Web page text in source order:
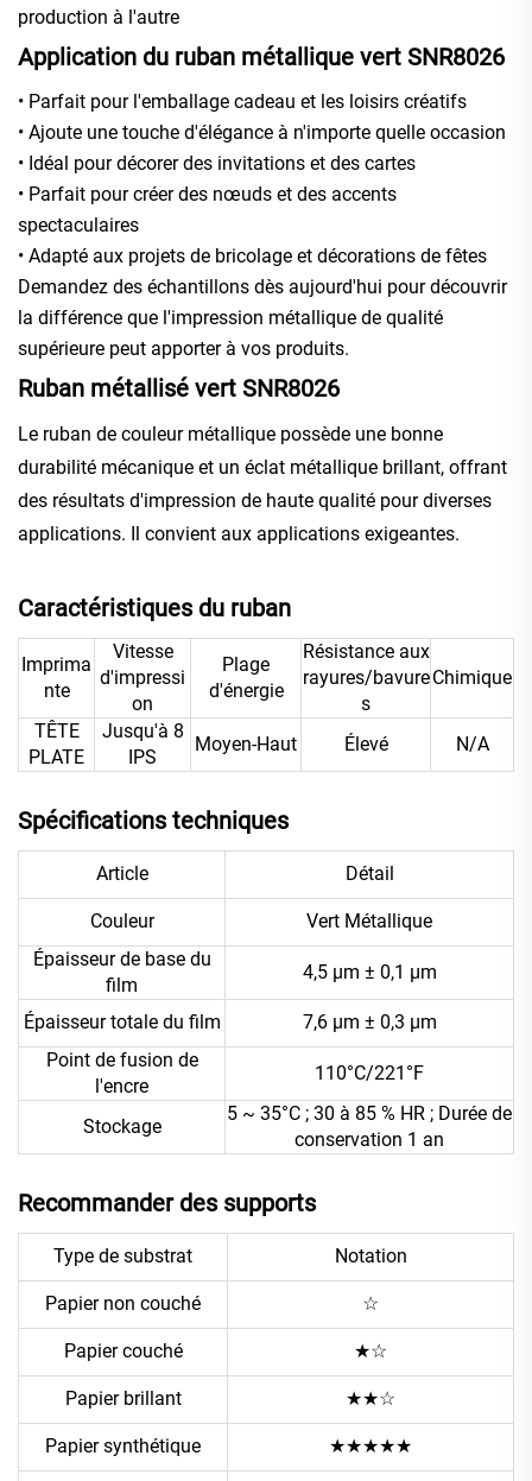
production à l'autre
Application du ruban métallique vert SNR8026
• Parfait pour l'emballage cadeau et les loisirs créatifs
• Ajoute une touche d'élégance à n'importe quelle occasion
• Idéal pour décorer des invitations et des cartes
• Parfait pour créer des nœuds et des accents
spectaculaires
• Adapté aux projets de bricolage et décorations de fêtes
Demandez des échantillons dès aujourd'hui pour découvrir
la différence que l'impression métallique de qualité
supérieure peut apporter à vos produits.
Ruban métallisé vert SNR8026
Le ruban de couleur métallique possède une bonne
durabilité mécanique et un éclat métallique brillant, offrant
des résultats d'impression de haute qualité pour diverses
applications. Il convient aux applications exigeantes.
Caractéristiques du ruban
Imprima
nte
Vitesse
d'impressi
on
Plage
d'énergie
Résistance aux
rayures/bavure
s
Chimique
TÊTE
PLATE
Jusqu'à 8
IPS
Moyen-Haut Élevé N/A
Spécifications techniques
Article Détail
Couleur
Vert Métallique
Épaisseur de base du
film
4,5 μm ± 0,1 μm
Épaisseur totale du film
7,6 μm ± 0,3 μm
Point de fusion de
l'encre
110°C/221°F
Stockage
5 ~ 35°C ; 30 à 85 % HR ; Durée de
conservation 1 an
Recommander des supports
Type de substrat Notation
Papier non couché ☆
Papier couché ★☆
Papier brillant ★★☆
Papier synthétique ★★★★★